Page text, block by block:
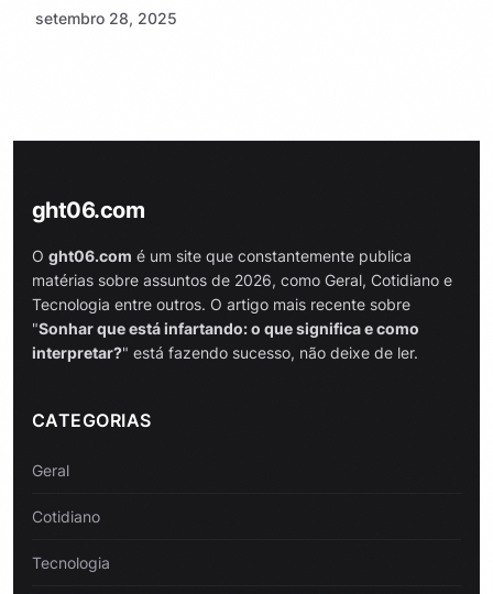
setembro 28, 2025
ght06.com
O ght06.com é um site que constantemente publica
matérias sobre assuntos de 2026, como Geral, Cotidiano e
Tecnologia entre outros. O artigo mais recente sobre
"Sonhar que está infartando: o que significa e como
interpretar?" está fazendo sucesso, não deixe de ler.
CATEGORIAS
Geral
Cotidiano
Tecnologia